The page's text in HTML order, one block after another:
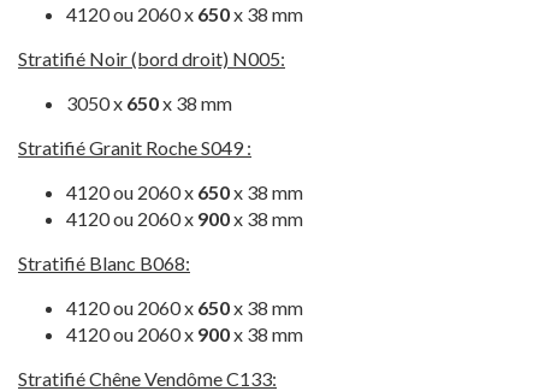
4120 ou 2060 x 650x 38 mm
Stratifié Noir (bord droit) N005:
3050 x 650x 38 mm
Stratifié Granit Roche S049 :
4120 ou 2060 x 650x 38 mm
4120 ou 2060 x 900x 38 mm
Stratifié Blanc B068:
4120 ou 2060 x 650x 38 mm
4120 ou 2060 x 900x 38 mm
Stratifié Chêne Vendôme C133: